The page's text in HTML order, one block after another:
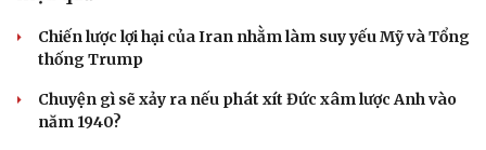
Chiến lược lợi hại của Iran nhằm làm suy yếu Mỹ và Tổng
thống Trump
Chuyện gì sẽ xảy ra nếu phát xít Đức xâm lược Anh vào
năm 1940?